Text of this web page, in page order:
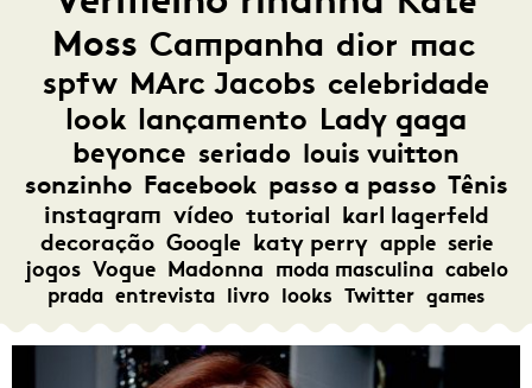
Moss Campanha dior mac
spfw MArc Jacobs celebridade
look lançamento Lady gaga
beyonce seriado louis vuitton
sonzinho Facebook passo a passo Tênis
instagram vídeo tutorial karl lagerfeld
decoração Google katy perry apple serie
jogos Vogue Madonna moda masculina cabelo
prada entrevista livro looks Twitter games